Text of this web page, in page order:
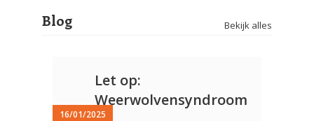
Blog
16/01/2025
Let op:
Weerwolvensyndroom
Bekijk alles